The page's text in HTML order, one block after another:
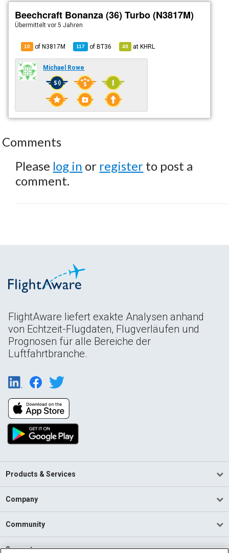
Beechcraft Bonanza (36) Turbo (N3817M)
Übermitteltvor 5 Jahren
10 of N3817M 117 ofBT36 49 atKHRL
Michael Rowe
Comments
Please log in or register to post a
comment.
FlightAware liefert exakte Analysen anhand
von Echtzeit-Flugdaten, Flugverläufen und
Prognosen für alle Bereiche der
Luftfahrtbranche.
Products & Services
Company
Community
Support